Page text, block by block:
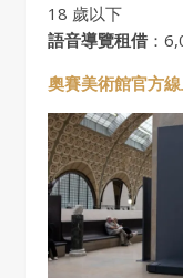
18 歲以下
語音導覽租借 ：
奧賽美術館官方